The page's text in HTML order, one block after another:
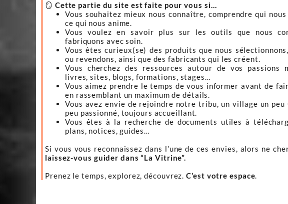
🪞 Cette partie du site est faite pour vous si…
Vous souhaitez mieux nous connaître, comprendre qui nous
ce qui nous anime.
Vous voulez en savoir plus sur les outils que nous
fabriquons avec soin.
Vous êtes curieux(se) des produits que nous
ou revendons, ainsi que des fabricants qui les créent.
Vous cherchez des ressources autour de vos passions
livres, sites, blogs, formations, stages…
Vous aimez prendre le temps de vous informer avant de
en rassemblant un maximum de détails.
Vous avez envie de rejoindre notre tribu, un village un peu
peu passionné, toujours accueillant.
Vous êtes à la recherche de documents utiles à
plans, notices, guides…
Si vous vous reconnaissez dans l’une de ces envies, alors ne
laissez-vous guider dans “La Vitrine”.
Prenez le temps, explorez, découvrez.C’est votre espace.